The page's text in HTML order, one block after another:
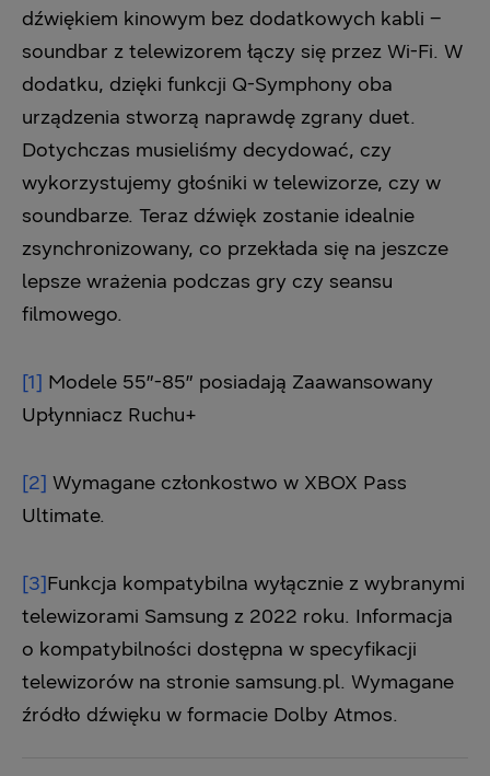
dźwiękiem kinowym bez dodatkowych kabli –
soundbar z telewizorem łączy się przez Wi-Fi. W
dodatku, dzięki funkcji Q-Symphony oba
urządzenia stworzą naprawdę zgrany duet.
Dotychczas musieliśmy decydować, czy
wykorzystujemy głośniki w telewizorze, czy w
soundbarze. Teraz dźwięk zostanie idealnie
zsynchronizowany, co przekłada się na jeszcze
lepsze wrażenia podczas gry czy seansu
filmowego.
[1] Modele 55″-85″ posiadają Zaawansowany
Upłynniacz Ruchu+
[2] Wymagane członkostwo w XBOX Pass
Ultimate.
[3]Funkcja kompatybilna wyłącznie z wybranymi
telewizorami Samsung z 2022 roku. Informacja
o kompatybilności dostępna w specyfikacji
telewizorów na stronie samsung.pl. Wymagane
źródło dźwięku w formacie Dolby Atmos.